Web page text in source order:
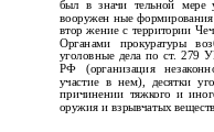
был в значи­ тельной мере
вооружен­ ные формирования
втор­ жение с территории
Органами прокуратуры
уголовные дела по ст.
РФ (организация
участие в нем), десятки
причинении тяжкого и
оружия и взрывчатых